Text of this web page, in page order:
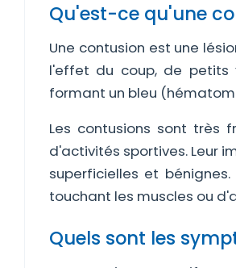
Qu'est-ce qu'une
Une contusion est une
l'effet du coup, de petits
formant un bleu
Les contusions sont très
d'activités sportives. Leur
superficielles et
touchant les muscles ou
Quels sont les